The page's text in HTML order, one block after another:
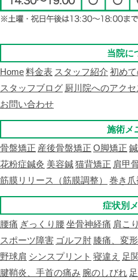
当院に
Home料金表 スタッフ紹介 初め
スタッフブログ 厨川院へのアクセ
お問い合わせ
施術メ
骨盤矯正 産後骨盤矯正 O脚矯正
花粉症鍼灸 美容鍼猫背矯正 肩甲
筋膜リリース（筋膜調整）
巻き爪
症状別
腰痛 ぎっくり腰坐骨神経痛 肩こり
スポーツ障害 ゴルフ肘 膝痛、変
野球肩 シンスプリント 寝違え 足
腱鞘炎、手首の痛み 腕のしびれ